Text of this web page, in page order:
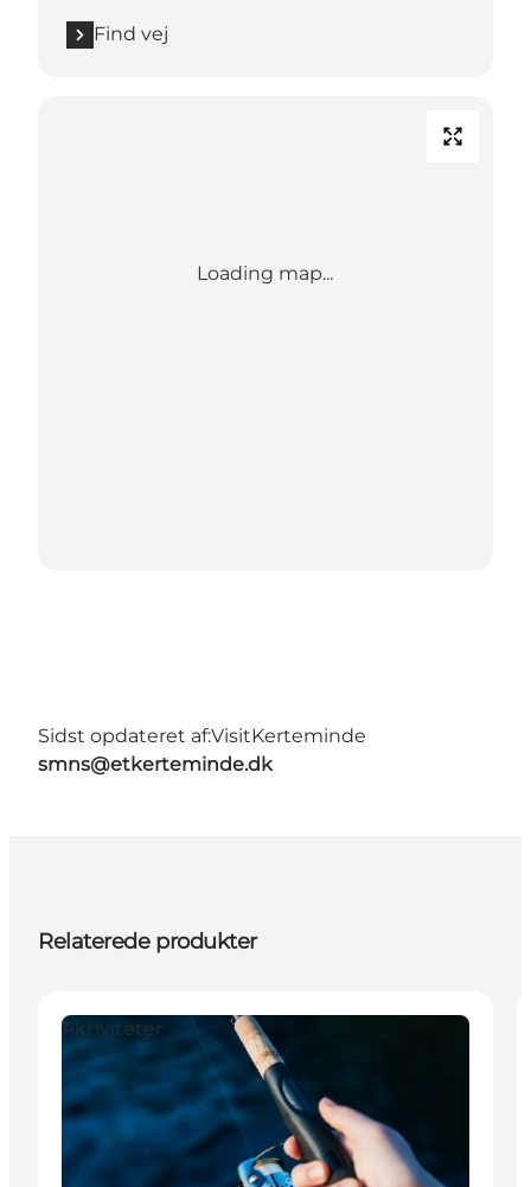
Find vej
Loading map...
Sidst opdateret af:VisitKerteminde
smns@etkerteminde.dk
Relaterede produkter
Aktiviteter